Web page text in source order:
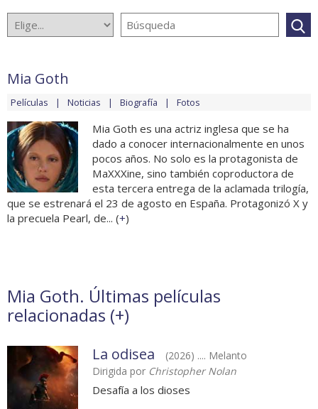
Mia Goth
Películas Noticias Biografía Fotos
Mia Goth es una actriz inglesa que se ha
dado a conocer internacionalmente en unos
pocos años. No solo es la protagonista de
MaXXXine, sino también coproductora de
esta tercera entrega de la aclamada trilogía,
que se estrenará el 23 de agosto en España. Protagonizó X y
la precuela Pearl, de... (+)
Mia Goth. Últimas películas
relacionadas (+)
La odisea
(2026) .... Melanto
Dirigida por Christopher Nolan
Desafía a los dioses